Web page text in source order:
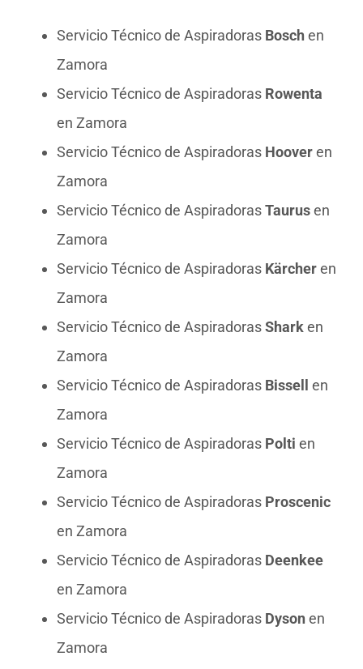
Servicio Técnico de Aspiradoras Boschen
Zamora
Servicio Técnico de Aspiradoras Rowenta
en Zamora
Servicio Técnico de Aspiradoras Hooveren
Zamora
Servicio Técnico de AspiradorasTaurusen
Zamora
Servicio Técnico de Aspiradoras Kärcheren
Zamora
Servicio Técnico de AspiradorasSharken
Zamora
Servicio Técnico de Aspiradoras Bissell
en
Zamora
Servicio Técnico de Aspiradoras Polti en
Zamora
Servicio Técnico de Aspiradoras Proscenic
en Zamora
Servicio Técnico de Aspiradoras Deenkee
en Zamora
Servicio Técnico de Aspiradoras Dysonen
Zamora